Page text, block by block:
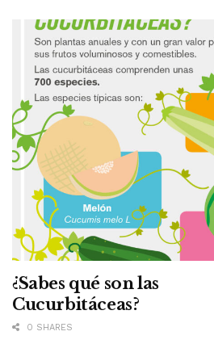
¿Sabes qué son las
Cucurbitáceas?
0 SHARES